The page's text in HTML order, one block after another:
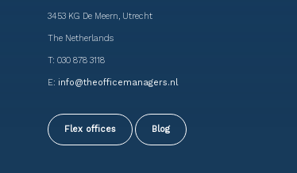
3453 KG De Meern, Utrecht
The Netherlands
T: 030 878 3118
E: info@theofficemanagers.nl
Flex offices Blog